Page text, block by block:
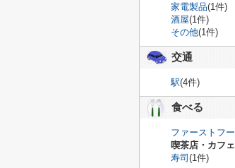
家電製品(1件)
酒屋(1件)
その他(1件)
交通
駅(4件)
食べる
ファーストフ
喫茶店・カフェ
寿司 (1件)